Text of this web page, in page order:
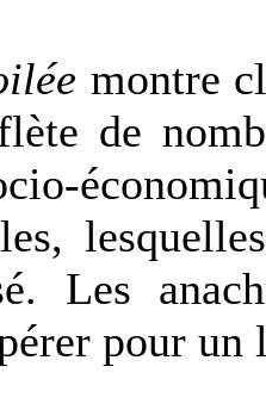
montre
de
Les
pour un